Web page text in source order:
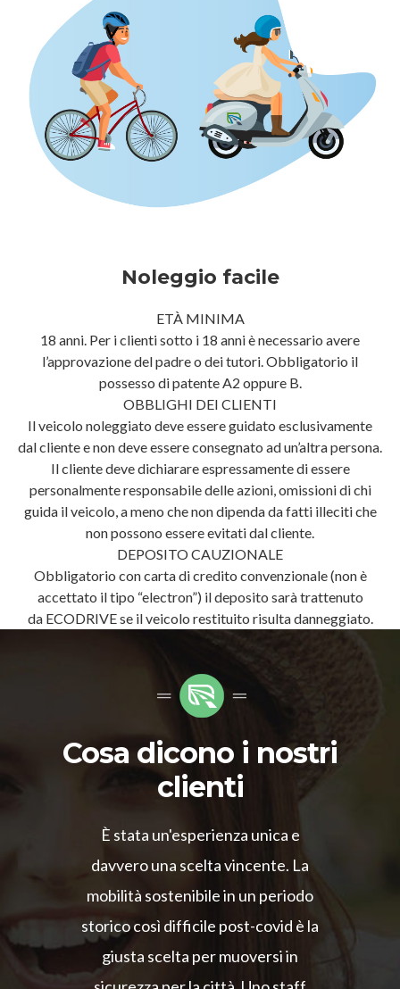
Noleggio facile
ETÀ MINIMA
18 anni. Per i clienti sotto i 18 anni è necessario avere
l’approvazione del padre o dei tutori. Obbligatorio il
possesso di patente A2 oppure B.
OBBLIGHI DEI CLIENTI
Il veicolo noleggiato deve essere guidato esclusivamente
dal cliente e non deve essere consegnato ad un’altra persona.
Il cliente deve dichiarare espressamente di essere
personalmente responsabile delle azioni, omissioni di chi
guida il veicolo, a meno che non dipenda da fatti illeciti che
non possono essere evitati dal cliente.
DEPOSITO CAUZIONALE
Obbligatorio con carta di credito convenzionale (non è
accettato il tipo “electron”) il deposito sarà trattenuto
da ECODRIVE se il veicolo restituito risulta danneggiato.
Cosa dicono i nostri
clienti
È stata un'esperienza unica e
davvero una scelta vincente. La
mobilità sostenibile in un periodo
storico così difficile post-covid è la
giusta scelta per muoversi in